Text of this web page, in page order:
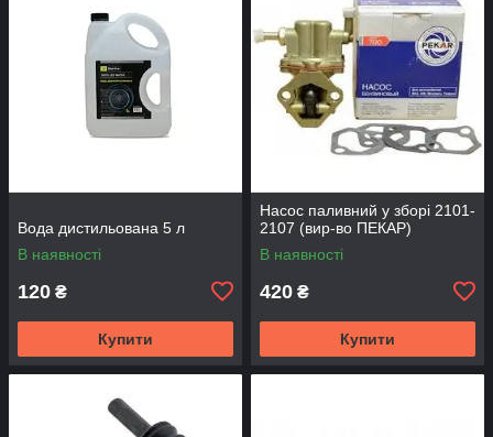
Вода дистильована 5 л
В наявності
120 ₴
Купити
Насос паливний у зборі 2101-
2107 (вир-во ПЕКАР)
В наявності
420 ₴
Купити